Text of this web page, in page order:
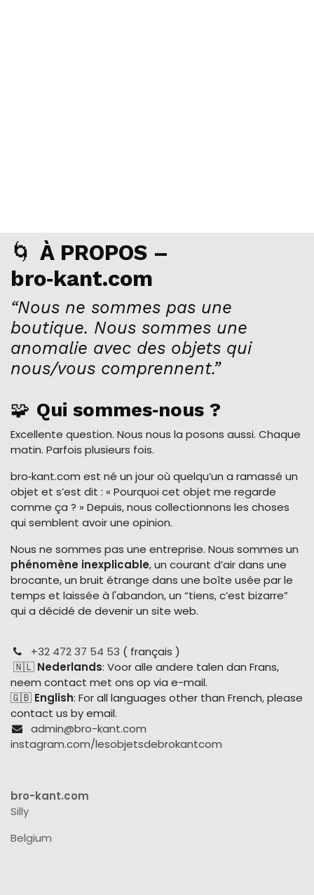
🌀 À PROPOS –
bro‑kant.com
“Nous ne sommes pas une
boutique. Nous sommes une
anomalie avec des objets qui
nous/vous comprennent.”
🧩 Qui sommes‑nous ?
Excellente question. Nous nous la posons aussi. Chaque
matin. Parfois plusieurs fois.
bro‑kant.com est né un jour où quelqu’un a ramassé un
objet et s’est dit : « Pourquoi cet objet me regarde
comme ça ? » Depuis, nous collectionnons les choses
qui semblent avoir une opinion.
Nous ne sommes pas une entreprise. Nous sommes un
phénomène inexplicable, un courant d’air dans une
brocante, un bruit étrange dans une boîte usée par le
temps et laissée à l'abandon, un “tiens, c’est bizarre”
qui a décidé de devenir un site web.
+32 472 37 54 53 ( français )
🇳🇱 Nederlands: Voor alle andere talen dan Frans,
neem contact met ons op via e-mail.
🇬🇧 English: For all languages other than French, please
contact us by email.
admin@bro-kant.com
instagram.com/lesobjetsdebrokantcom
bro-kant.com
Silly
Belgium